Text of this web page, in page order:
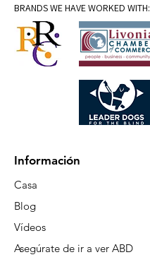
BRANDS WE HAVE WORKED WITH:
Información
Casa
Blog
Vídeos
Asegúrate de ir a ver ABD